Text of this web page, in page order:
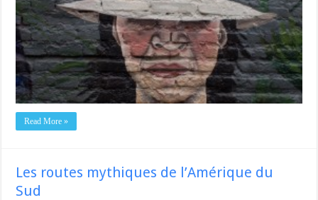
Read More »
Les routes mythiques de l’Amérique du
Sud